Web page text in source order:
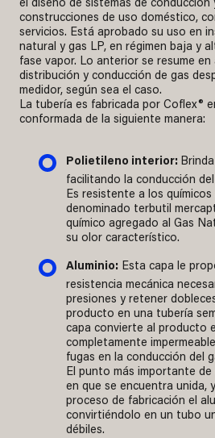
construcciones de uso doméstico,
servicios. Está aprobado su uso en
natural y gas LP, en régimen baja y
fase vapor. Lo anterior se resume en
distribución y conducción de gas
medidor, según sea el caso.
La tubería es fabricada por Coflex®
conformada de la siguiente manera:
Polietileno interior:
facilitando la conducción
Es resistente a los
denominado terbutil
químico agregado al Gas
su olor característico.
Aluminio: Esta capa le
resistencia mecánica
presiones y retener
producto en una tubería
capa convierte al producto
completamente
fugas en la conducción del
El punto más importante
en que se encuentra unida,
proceso de fabricación el
convirtiéndolo en un tubo
débiles.